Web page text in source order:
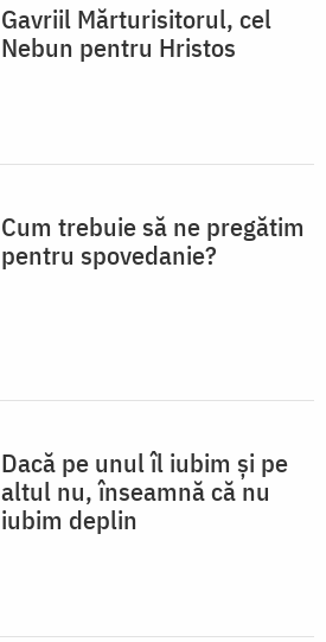
Gavriil Mărturisitorul, cel
Nebun pentru Hristos
Cum trebuie să ne pregătim
pentru spovedanie?
Dacă pe unul îl iubim și pe
altul nu, înseamnă că nu
iubim deplin